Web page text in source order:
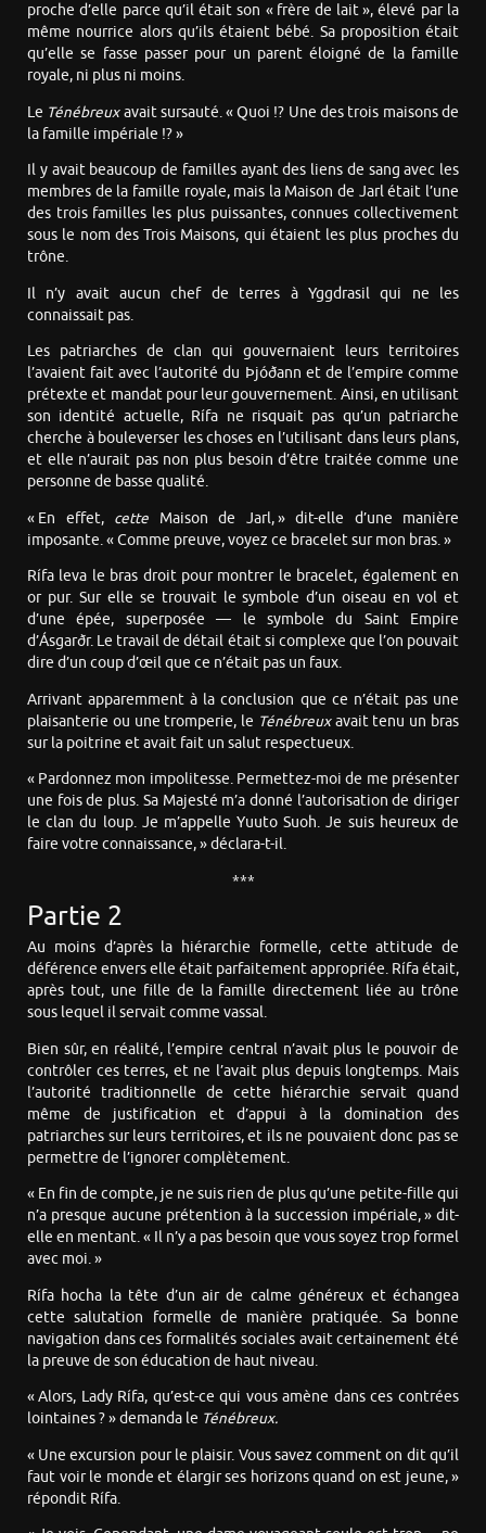
proche d’elle parce qu’il était son « frère de lait », élevé par la
même nourrice alors qu’ils étaient bébé. Sa proposition était
qu’elle se fasse passer pour un parent éloigné de la famille
royale, ni plus ni moins.
Le Ténébreuxavait sursauté. « Quoi !? Une des trois maisons de
la famille impériale !? »
Il y avait beaucoup de familles ayant des liens de sang avec les
membres de la famille royale, mais la Maison de Jarl était l’une
des trois familles les plus puissantes, connues collectivement
sous le nom des Trois Maisons, qui étaient les plus proches du
trône.
Il n’y avait aucun chef de terres à Yggdrasil qui ne les
connaissait pas.
Les patriarches de clan qui gouvernaient leurs territoires
l’avaient fait avec l’autorité du Þjóðann et de l’empire comme
prétexte et mandat pour leur gouvernement. Ainsi, en utilisant
son identité actuelle, Rífa ne risquait pas qu’un patriarche
cherche à bouleverser les choses en l’utilisant dans leurs plans,
et elle n’aurait pas non plus besoin d’être traitée comme une
personne de basse qualité.
« En effet, cette Maison de Jarl, » dit-elle d’une manière
imposante. « Comme preuve, voyez ce bracelet sur mon bras. »
Rífa leva le bras droit pour montrer le bracelet, également en
or pur. Sur elle se trouvait le symbole d’un oiseau en vol et
d’une épée, superposée — le symbole du Saint Empire
d’Ásgarðr. Le travail de détail était si complexe que l’on pouvait
dire d’un coup d’œil que ce n’était pas un faux.
Arrivant apparemment à la conclusion que ce n’était pas une
plaisanterie ou une tromperie, le Ténébreuxavait tenu un bras
sur la poitrine et avait fait un salut respectueux.
« Pardonnez mon impolitesse. Permettez-moi de me présenter
une fois de plus. Sa Majesté m’a donné l’autorisation de diriger
le clan du loup. Je m’appelle Yuuto Suoh. Je suis heureux de
faire votre connaissance, » déclara-t-il.
***
Partie 2
Au moins d’après la hiérarchie formelle, cette attitude de
déférence envers elle était parfaitement appropriée. Rífa était,
après tout, une fille de la famille directement liée au trône
sous lequel il servait comme vassal.
Bien sûr, en réalité, l’empire central n’avait plus le pouvoir de
contrôler ces terres, et ne l’avait plus depuis longtemps. Mais
l’autorité traditionnelle de cette hiérarchie servait quand
même de justification et d’appui à la domination des
patriarches sur leurs territoires, et ils ne pouvaient donc pas se
permettre de l’ignorer complètement.
« En fin de compte, je ne suis rien de plus qu’une petite-fille qui
n’a presque aucune prétention à la succession impériale, » dit-
elle en mentant. « Il n’y a pas besoin que vous soyez trop formel
avec moi. »
Rífa hocha la tête d’un air de calme généreux et échangea
cette salutation formelle de manière pratiquée. Sa bonne
navigation dans ces formalités sociales avait certainement été
la preuve de son éducation de haut niveau.
« Alors, Lady Rífa, qu’est-ce qui vous amène dans ces contrées
lointaines ? » demanda le Ténébreux.
« Une excursion pour le plaisir. Vous savez comment on dit qu’il
faut voir le monde et élargir ses horizons quand on est jeune, »
répondit Rífa.